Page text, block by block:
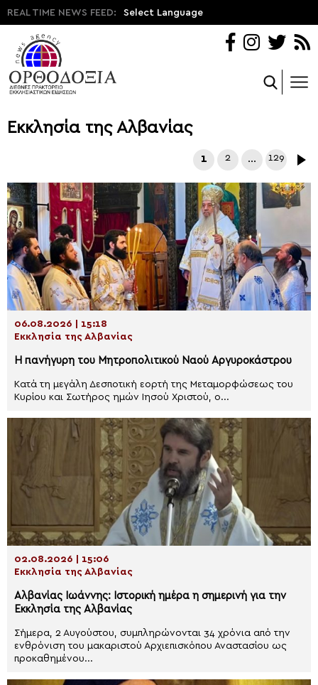
REAL TIME NEWS FEED: Select Language
Εκκλησία της Αλβανίας
1 2 … 129
06.08.2026 | 15:18
Εκκλησία της Αλβανίας
Η πανήγυρη του Μητροπολιτικού Ναού Αργυροκάστρου
Κατά τη μεγάλη Δεσποτική εορτή της Μεταμορφώσεως του
Κυρίου και Σωτήρος ημών Ιησού Χριστού, ο...
02.08.2026 | 15:06
Εκκλησία της Αλβανίας
Αλβανίας Ιωάννης: Ιστορική ημέρα η σημερινή για την
Εκκλησία της Αλβανίας
Σήμερα, 2 Αυγούστου, συμπληρώνονται 34 χρόνια από την
ενθρόνιση του μακαριστού Αρχιεπισκόπου Αναστασίου ως
προκαθημένου...